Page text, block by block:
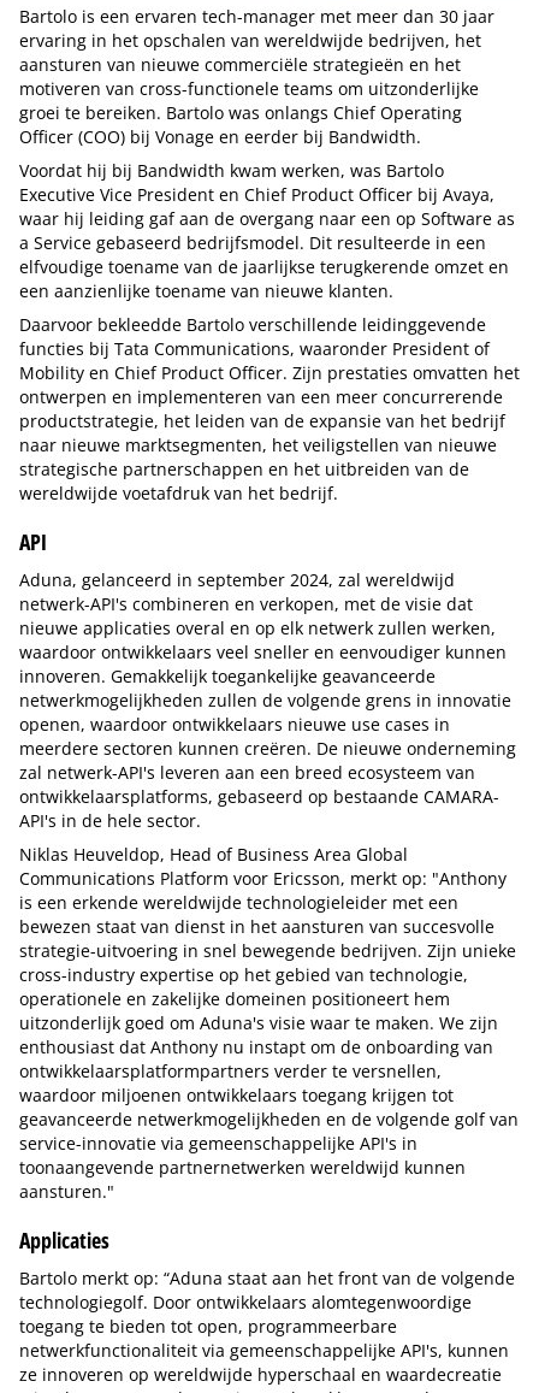
Bartolo is een ervaren tech-manager met meer dan 30 jaar
ervaring in het opschalen van wereldwijde bedrijven, het
aansturen van nieuwe commerciële strategieën en het
motiveren van cross-functionele teams om uitzonderlijke
groei te bereiken. Bartolo was onlangs Chief Operating
Officer (COO) bij Vonage en eerder bij Bandwidth.
Voordat hij bij Bandwidth kwam werken, was Bartolo
Executive Vice President en Chief Product Officer bij Avaya,
waar hij leiding gaf aan de overgang naar een op Software as
a Service gebaseerd bedrijfsmodel. Dit resulteerde in een
elfvoudige toename van de jaarlijkse terugkerende omzet en
een aanzienlijke toename van nieuwe klanten.
Daarvoor bekleedde Bartolo verschillende leidinggevende
functies bij Tata Communications, waaronder President of
Mobility en Chief Product Officer. Zijn prestaties omvatten het
ontwerpen en implementeren van een meer concurrerende
productstrategie, het leiden van de expansie van het bedrijf
naar nieuwe marktsegmenten, het veiligstellen van nieuwe
strategische partnerschappen en het uitbreiden van de
wereldwijde voetafdruk van het bedrijf.
API
Aduna, gelanceerd in september 2024, zal wereldwijd
netwerk-API's combineren en verkopen, met de visie dat
nieuwe applicaties overal en op elk netwerk zullen werken,
waardoor ontwikkelaars veel sneller en eenvoudiger kunnen
innoveren. Gemakkelijk toegankelijke geavanceerde
netwerkmogelijkheden zullen de volgende grens in innovatie
openen, waardoor ontwikkelaars nieuwe use cases in
meerdere sectoren kunnen creëren. De nieuwe onderneming
zal netwerk-API's leveren aan een breed ecosysteem van
ontwikkelaarsplatforms, gebaseerd op bestaande CAMARA-
API's in de hele sector.
Niklas Heuveldop, Head of Business Area Global
Communications Platform voor Ericsson, merkt op: "Anthony
is een erkende wereldwijde technologieleider met een
bewezen staat van dienst in het aansturen van succesvolle
strategie-uitvoering in snel bewegende bedrijven. Zijn unieke
cross-industry expertise op het gebied van technologie,
operationele en zakelijke domeinen positioneert hem
uitzonderlijk goed om Aduna's visie waar te maken. We zijn
enthousiast dat Anthony nu instapt om de onboarding van
ontwikkelaarsplatformpartners verder te versnellen,
waardoor miljoenen ontwikkelaars toegang krijgen tot
geavanceerde netwerkmogelijkheden en de volgende golf van
service-innovatie via gemeenschappelijke API's in
toonaangevende partnernetwerken wereldwijd kunnen
aansturen."
Applicaties
Bartolo merkt op: “Aduna staat aan het front van de volgende
technologiegolf. Door ontwikkelaars alomtegenwoordige
toegang te bieden tot open, programmeerbare
netwerkfunctionaliteit via gemeenschappelijke API's, kunnen
ze innoveren op wereldwijde hyperschaal en waardecreatie